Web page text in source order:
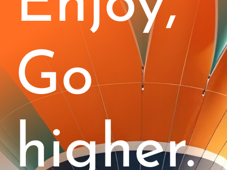
Blog
B2B
Contact
Go
higher.